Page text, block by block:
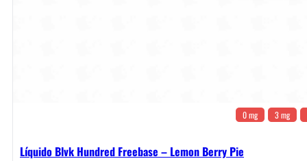
0 mg 3 mg
Líquido Blvk Hundred Freebase – Lemon Berry Pie